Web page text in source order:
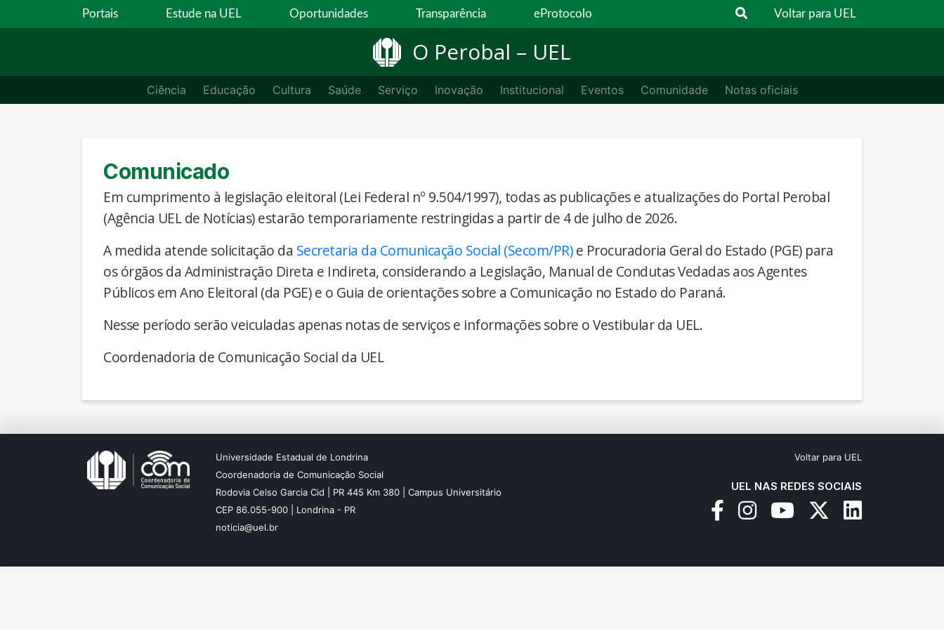
Portais Estude na UEL Oportunidades Transparência eProtocolo Voltar para UEL
O Perobal – UEL
Ciência Educação Cultura Saúde Serviço Inovação Institucional Eventos Comunidade Notas oficiais
Comunicado
Em cumprimento à legislação eleitoral (Lei Federal nº 9.504/1997), todas as publicações e atualizações do Portal Perobal
(Agência UEL de Notícias) estarão temporariamente restringidas a partir de 4 de julho de 2026.
A medida atende solicitação da Secretaria da Comunicação Social (Secom/PR)e Procuradoria Geral do Estado (PGE) para
os órgãos da Administração Direta e Indireta, considerando a Legislação, Manual de Condutas Vedadas aos Agentes
Públicos em Ano Eleitoral (da PGE) e o Guia de orientações sobre a Comunicação no Estado do Paraná.
Nesse período serão veiculadas apenas notas de serviços e informações sobre o Vestibular da UEL.
Coordenadoria de Comunicação Social da UEL
Universidade Estadual de Londrina
Coordenadoria de Comunicação Social
Rodovia Celso Garcia Cid | PR 445 Km 380 | Campus Universitário
CEP 86.055-900 | Londrina - PR
noticia@uel.br
Voltar para UEL
UEL NAS REDES SOCIAIS